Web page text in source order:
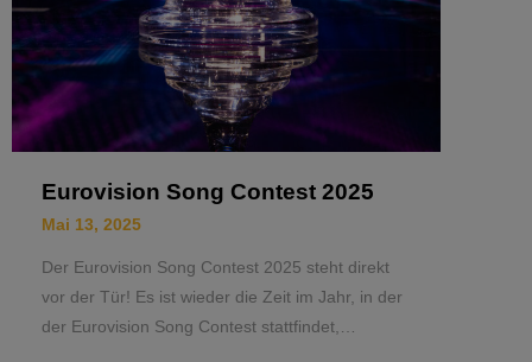
Eurovision Song Contest 2025
Mai 13, 2025
Der Eurovision Song Contest 2025 steht direkt
vor der Tür! Es ist wieder die Zeit im Jahr, in der
der Eurovision Song Contest stattfindet,…